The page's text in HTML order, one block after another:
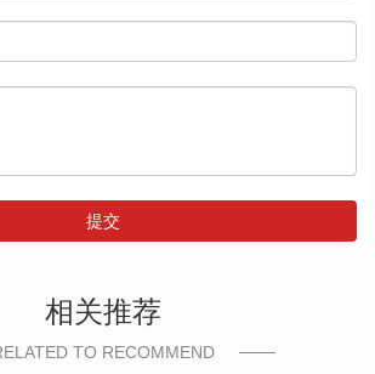
提交
相关推荐
TO RECOMMEND